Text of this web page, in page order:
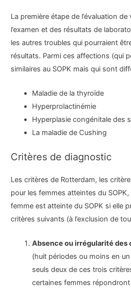
La première étape de l’évaluation
l’examen et des résultats de
les autres troubles qui pourraient
résultats. Parmi ces affections (qui
similaires au SOPK mais qui sont
Maladie de la thyroïde
Hyperprolactinémie
Hyperplasie congénitale des
La maladie de Cushing
Critères de diagnostic
Les critères de Rotterdam, les
pour les femmes atteintes du SOPK,
femme est atteinte du SOPK si elle
critères suivants (à l’exclusion de
Absence ou irrégularité
(huit périodes ou moins en
seuls deux de ces trois
certaines femmes